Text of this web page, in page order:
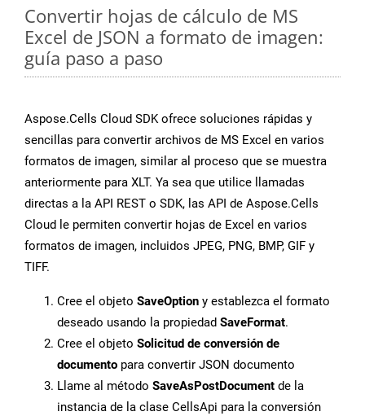
Convertir hojas de cálculo de MS
Excel de JSON a formato de imagen:
guía paso a paso
Aspose.Cells Cloud SDK ofrece soluciones rápidas y
sencillas para convertir archivos de MS Excel en varios
formatos de imagen, similar al proceso que se muestra
anteriormente para XLT. Ya sea que utilice llamadas
directas a la API REST o SDK, las API de Aspose.Cells
Cloud le permiten convertir hojas de Excel en varios
formatos de imagen, incluidos JPEG, PNG, BMP, GIF y
TIFF.
Cree el objeto SaveOption y establezca el formato
deseado usando la propiedad SaveFormat.
Cree el objeto Solicitud de conversión de
documento para convertir JSON documento
Llame al método SaveAsPostDocument de la
instancia de la clase CellsApi para la conversión